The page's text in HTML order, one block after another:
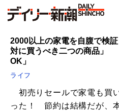
2000以上の家電を自腹で検
対に買うべき二つの商品」
OK」
ライフ
初売りセールで家電も買
った！ 節約は結構だが、